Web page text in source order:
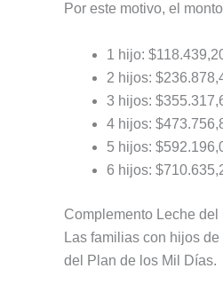
Por este motivo, el
1 hijo:
2 hijos:
3 hijos:
4 hijos:
5 hijos:
6 hijos:
Complemento Leche
Las familias con hijos
del Plan de los Mil Días.